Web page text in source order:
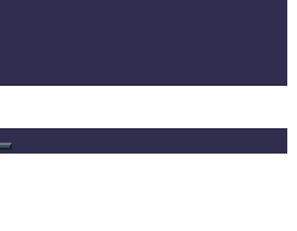
Search